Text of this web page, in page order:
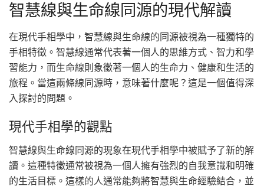
智慧線與生命線同源的現代解讀
在現代手相學中，智慧線與生命線的同源被視為一種獨特的
手相特徵。智慧線通常代表著一個人的思維方式、智力和學
習能力，而生命線則象徵著一個人的生命力、健康和生活的
旅程。當這兩條線同源時，意味著什麼呢？這是一個值得深
入探討的問題。
現代手相學的觀點
智慧線與生命線同源的現象在現代手相學中被賦予了新的解
讀。這種特徵通常被視為一個人擁有強烈的自我意識和明確
的生活目標。這樣的人通常能夠將智慧與生命經驗結合，並